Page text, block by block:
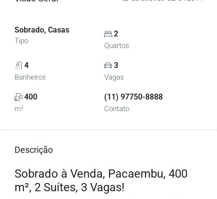
Sobrado, Casas
Tipo
2
Quartos
4
Banheiros
3
Vagas
400
m²
(11) 97750-8888
Contato
Descrição
Sobrado à Venda, Pacaembu, 400
m², 2 Suítes, 3 Vagas!